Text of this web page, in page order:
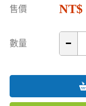
售價
數量